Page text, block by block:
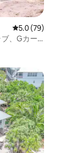
レビュー79件、5つ
5.0 (79)
、Gカー